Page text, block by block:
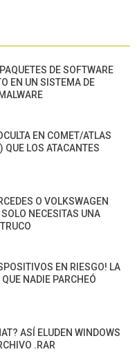
DE SOFTWARE
EN UN SISTEMA DE
EN COMET/ATLAS
QUE LOS ATACANTES
O VOLKSWAGEN
NECESITAS UNA
EN RIESGO! LA
NADIE PARCHEÓ
ASÍ ELUDEN WINDOWS
.RAR